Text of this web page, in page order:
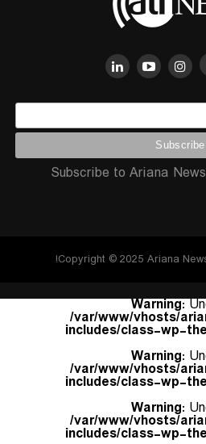
Subscribe to Ariana
Copyright © 2025 Ariana
Warning:
/var/www/vhosts/
includes/class-wp-
Warning:
/var/www/vhosts/
includes/class-wp-
Warning:
/var/www/vhosts/
includes/class-wp-